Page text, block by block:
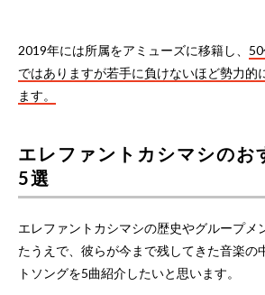
2019年には所属をアミューズに移籍し、
ではありますが若手に負けないほど勢力的
ます。
エレファントカシマシのお
5選
エレファントカシマシの歴史やグループメ
たうえで、彼らが今まで残してきた音楽の
トソングを5曲紹介したいと思います。